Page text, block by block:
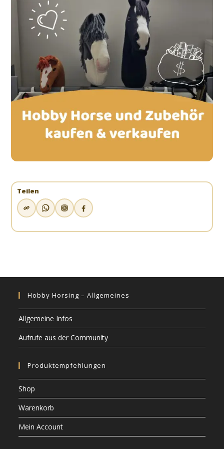
Teilen
Hobby Horsing – Allgemeines
Allgemeine Infos
Aufrufe aus der Community
Produktempfehlungen
Shop
Warenkorb
Mein Account